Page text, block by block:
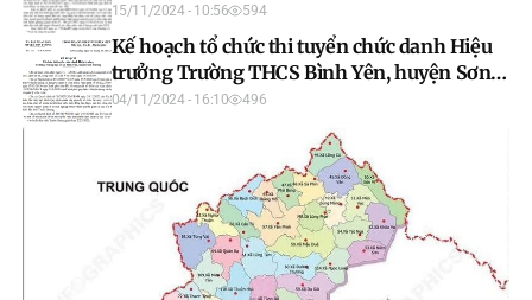
15/11/2024 - 10:56 594
Kế hoạch tổ chức thi tuyển chức danh Hiệu
trưởng Trường THCS Bình Yên, huyện Sơn
Dương
04/11/2024 - 16:10 496